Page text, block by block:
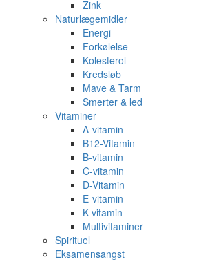
Zink
Naturlægemidler
Energi
Forkølelse
Kolesterol
Kredsløb
Mave & Tarm
Smerter & led
Vitaminer
A-vitamin
B12-Vitamin
B-vitamin
C-vitamin
D-Vitamin
E-vitamin
K-vitamin
Multivitaminer
Spirituel
Eksamensangst